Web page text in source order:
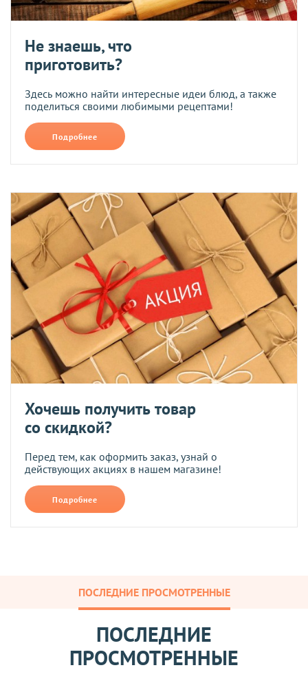
Не знаешь, что
приготовить?
Здесь можно найти интересные идеи блюд, а также
поделиться своими любимыми рецептами!
Подробнее
Хочешь получить товар
со скидкой?
Перед тем, как оформить заказ, узнай о
действующих акциях в нашем магазине!
Подробнее
ПОСЛЕДНИЕ ПРОСМОТРЕННЫЕ
ПОСЛЕДНИЕ
ПРОСМОТРЕННЫЕ